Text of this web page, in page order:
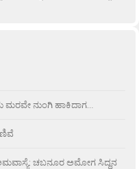
ಮರವೇ ನುಂಗಿ ಹಾಕಿದಾಗ…
ಚಬನೂರ ಅಮೋಗ ಸಿದ್ದನ